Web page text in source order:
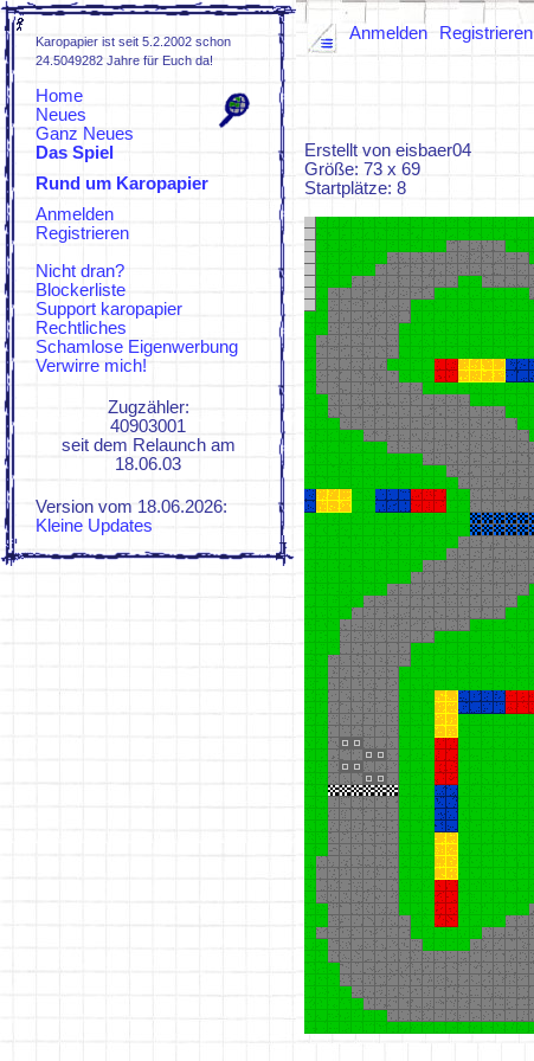
Karopapier ist seit 5.2.2002 schon
24.5049282 Jahre für Euch da!
Home
Neues
Ganz Neues
Das Spiel
Spielregeln
Rund um Karopapier
ZUFI
KaroWiki
Anmelden
Registrieren
Nicht dran?
Blockerliste
Support karopapier
Rechtliches
Schamlose Eigenwerbung
Verwirre mich!
Zugzähler:
40903001
seit dem Relaunch am
18.06.03
Version vom 18.06.2026:
Kleine Updates
Anmelden Registrieren
Erstellt von eisbaer04
Größe: 73 x 69
Startplätze: 8